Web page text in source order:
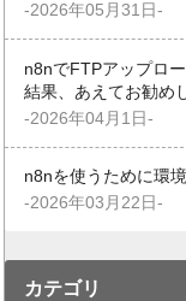
-2026年05月31日-
n8nでFTPアップロ
結果、あえてお勧め
-2026年04月1日-
n8nを使うために環
-2026年03月22日-
カテゴリ